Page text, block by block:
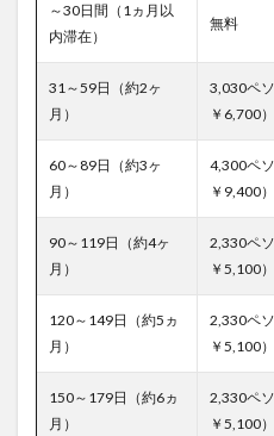
～30日間（1ヵ月以
内滞在）
無料
31～59日（約2ヶ
月）
3,030ペ
￥6,700）
60～89日（約3ヶ
月）
4,300ペ
￥9,400）
90～119日（約4ヶ
月）
2,330ペ
￥5,100）
120～149日（約5ヵ
月）
2,330ペ
￥5,100）
150～179日（約6ヵ
月）
2,330ペ
￥5,100）